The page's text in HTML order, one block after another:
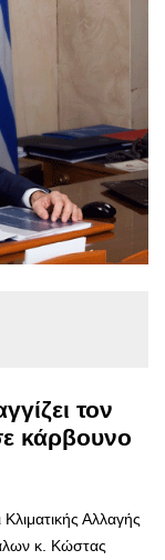
τον
κάρβουνο
Αλλαγής
κ. Κώστας